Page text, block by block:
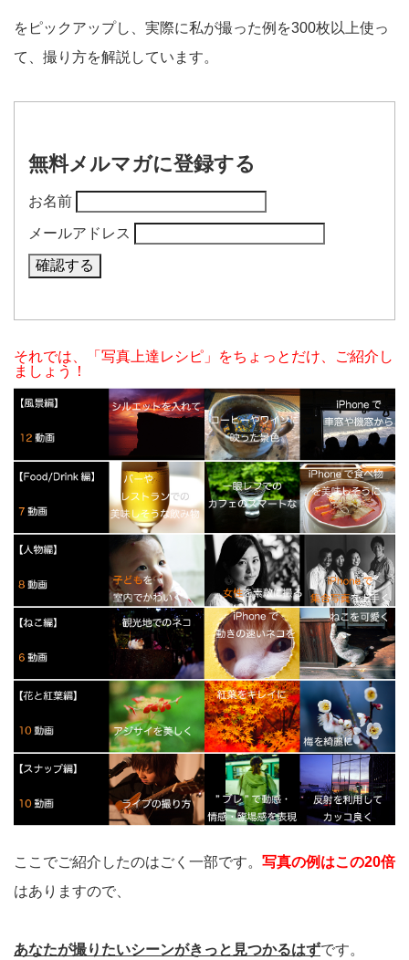
をピックアップし、実際に私が撮った例を300枚以上使っ
て、撮り方を解説しています。
無料メルマガに登録する
お名前
メールアドレス
それでは、「写真上達レシピ」をちょっとだけ、ご紹介し
ましょう！
ここでご紹介したのはごく一部です。 写真の例はこの20倍
はありますので、
あなたが撮りたいシーンがきっと見つかるはずです。